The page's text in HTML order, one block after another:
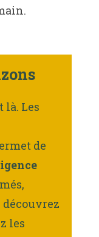
là. Les
de
les